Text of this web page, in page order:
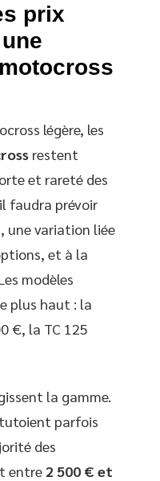
prix
légère, les
restent
et rareté des
faudra prévoir
, une variation liée
et à la
modèles
plus haut : la
€, la TC 125
la gamme.
tutoient parfois
des
entre 2 500 € et